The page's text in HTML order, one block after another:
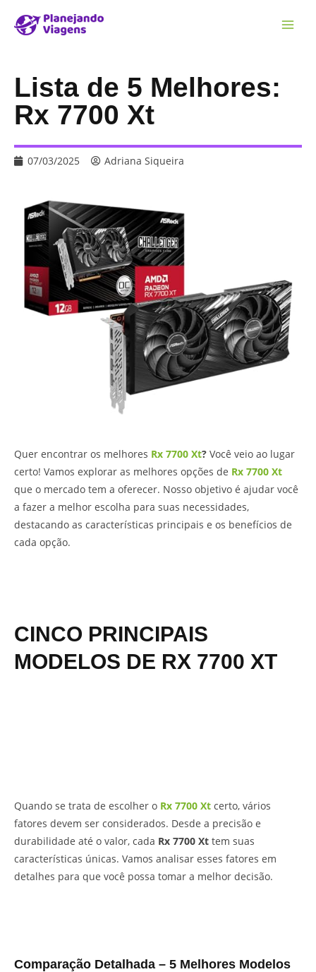
Lista de 5 Melhores:
Rx 7700 Xt
07/03/2025 Adriana Siqueira
Quer encontrar os melhores Rx 7700 Xt? Você veio ao lugar
certo! Vamos explorar as melhores opções de Rx 7700 Xt
que o mercado tem a oferecer. Nosso objetivo é ajudar você
a fazer a melhor escolha para suas necessidades,
destacando as características principais e os benefícios de
cada opção.
CINCO PRINCIPAIS
MODELOS DE RX 7700 XT
Quando se trata de escolher o Rx 7700 Xt certo, vários
fatores devem ser considerados. Desde a precisão e
durabilidade até o valor, cada Rx 7700 Xt tem suas
características únicas. Vamos analisar esses fatores em
detalhes para que você possa tomar a melhor decisão.
Comparação Detalhada – 5 Melhores Modelos